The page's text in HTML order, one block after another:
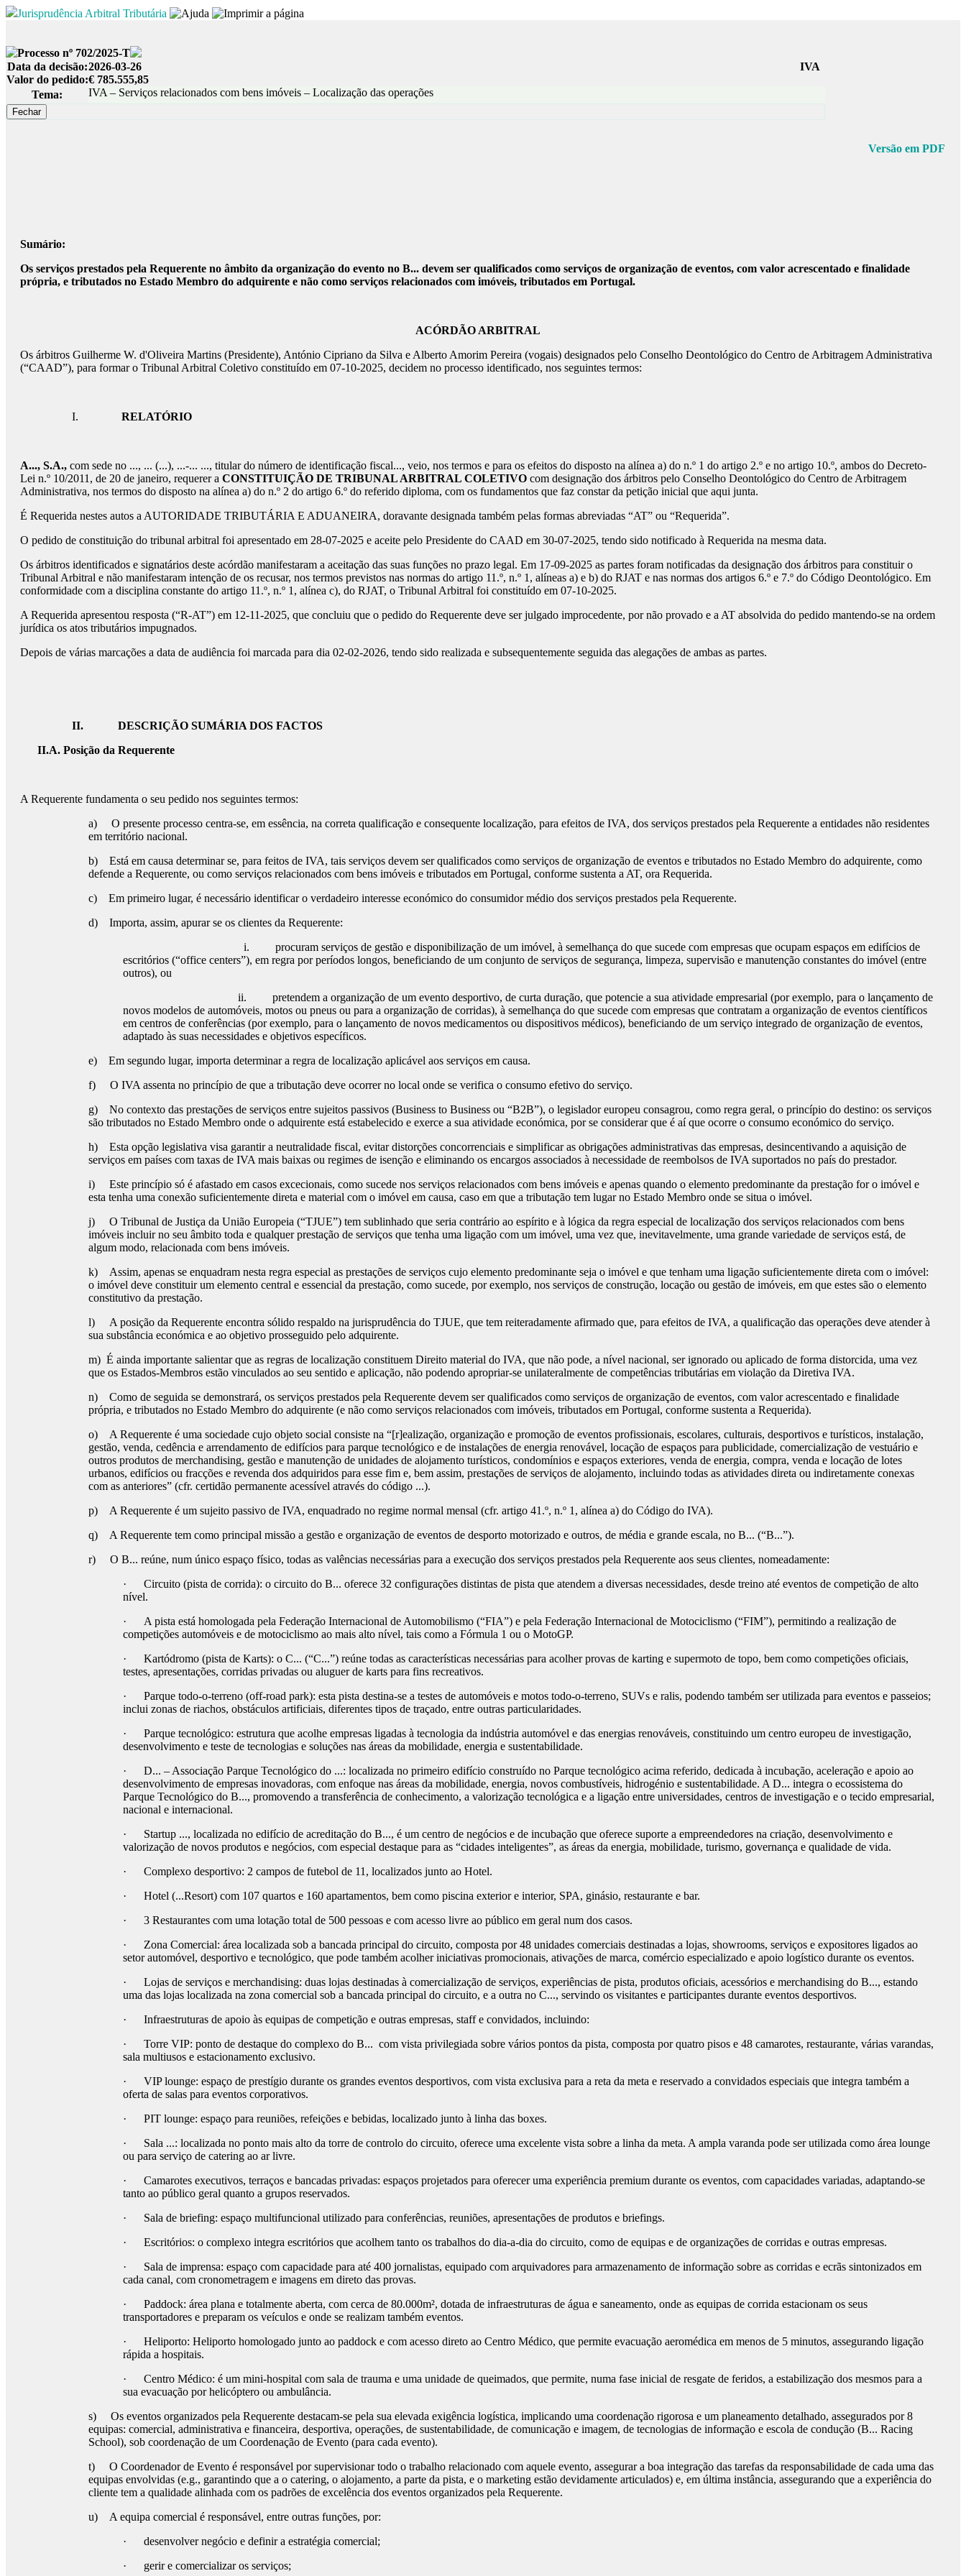
Jurisprudência Arbitral Tributária
Processo nº 702/2025-T
Data da decisão:2026-03-26
IVA
Valor do pedido:€ 785.555,85
Tema:
IVA – Serviços relacionados com bens imóveis – Localização das operações
Versão em PDF
Sumário:
Os serviços prestados pela Requerente no âmbito da organização do evento no B... devem ser qualificados como serviços de organização de eventos, com valor acrescentado e finalidade
própria, e tributados no Estado Membro do adquirente e não como serviços relacionados com imóveis, tributados em Portugal.
ACÓRDÃO ARBITRAL
Os árbitros Guilherme W. d'Oliveira Martins (Presidente), António Cipriano da Silva e Alberto Amorim Pereira (vogais) designados pelo Conselho Deontológico do Centro de Arbitragem Administrativa
(“CAAD”), para formar o Tribunal Arbitral Coletivo constituído em 07-10-2025, decidem no processo identificado, nos seguintes termos:
I. RELATÓRIO
A..., S.A., com sede no ..., ... (...), ...-... ..., titular do número de identificação fiscal..., veio, nos termos e para os efeitos do disposto na alínea a) do n.º 1 do artigo 2.º e no artigo 10.º, ambos do Decreto-
Lei n.º 10/2011, de 20 de janeiro, requerer a CONSTITUIÇÃO DE TRIBUNAL ARBITRAL COLETIVO com designação dos árbitros pelo Conselho Deontológico do Centro de Arbitragem
Administrativa, nos termos do disposto na alínea a) do n.º 2 do artigo 6.º do referido diploma, com os fundamentos que faz constar da petição inicial que aqui junta.
É Requerida nestes autos a AUTORIDADE TRIBUTÁRIA E ADUANEIRA, doravante designada também pelas formas abreviadas “AT” ou “Requerida”.
O pedido de constituição do tribunal arbitral foi apresentado em 28-07-2025 e aceite pelo Presidente do CAAD em 30-07-2025, tendo sido notificado à Requerida na mesma data.
Os árbitros identificados e signatários deste acórdão manifestaram a aceitação das suas funções no prazo legal. Em 17-09-2025 as partes foram notificadas da designação dos árbitros para constituir o
Tribunal Arbitral e não manifestaram intenção de os recusar, nos termos previstos nas normas do artigo 11.º, n.º 1, alíneas a) e b) do RJAT e nas normas dos artigos 6.º e 7.º do Código Deontológico. Em
conformidade com a disciplina constante do artigo 11.º, n.º 1, alínea c), do RJAT, o Tribunal Arbitral foi constituído em 07-10-2025.
A Requerida apresentou resposta (“R-AT”) em 12-11-2025, que concluiu que o pedido do Requerente deve ser julgado improcedente, por não provado e a AT absolvida do pedido mantendo-se na ordem
jurídica os atos tributários impugnados.
Depois de várias marcações a data de audiência foi marcada para dia 02-02-2026, tendo sido realizada e subsequentemente seguida das alegações de ambas as partes.
II. DESCRIÇÃO SUMÁRIA DOS FACTOS
II.A. Posição da Requerente
A Requerente fundamenta o seu pedido nos seguintes termos:
a) O presente processo centra-se, em essência, na correta qualificação e consequente localização, para efeitos de IVA, dos serviços prestados pela Requerente a entidades não residentes
em território nacional.
b) Está em causa determinar se, para feitos de IVA, tais serviços devem ser qualificados como serviços de organização de eventos e tributados no Estado Membro do adquirente, como
defende a Requerente, ou como serviços relacionados com bens imóveis e tributados em Portugal, conforme sustenta a AT, ora Requerida.
c) Em primeiro lugar, é necessário identificar o verdadeiro interesse económico do consumidor médio dos serviços prestados pela Requerente.
d) Importa, assim, apurar se os clientes da Requerente:
i. procuram serviços de gestão e disponibilização de um imóvel, à semelhança do que sucede com empresas que ocupam espaços em edifícios de
escritórios (“office centers”), em regra por períodos longos, beneficiando de um conjunto de serviços de segurança, limpeza, supervisão e manutenção constantes do imóvel (entre
outros), ou
ii. pretendem a organização de um evento desportivo, de curta duração, que potencie a sua atividade empresarial (por exemplo, para o lançamento de
novos modelos de automóveis, motos ou pneus ou para a organização de corridas), à semelhança do que sucede com empresas que contratam a organização de eventos científicos
em centros de conferências (por exemplo, para o lançamento de novos medicamentos ou dispositivos médicos), beneficiando de um serviço integrado de organização de eventos,
adaptado às suas necessidades e objetivos específicos.
e) Em segundo lugar, importa determinar a regra de localização aplicável aos serviços em causa.
f) O IVA assenta no princípio de que a tributação deve ocorrer no local onde se verifica o consumo efetivo do serviço.
g) No contexto das prestações de serviços entre sujeitos passivos (Business to Business ou “B2B”), o legislador europeu consagrou, como regra geral, o princípio do destino: os serviços
são tributados no Estado Membro onde o adquirente está estabelecido e exerce a sua atividade económica, por se considerar que é aí que ocorre o consumo económico do serviço.
h) Esta opção legislativa visa garantir a neutralidade fiscal, evitar distorções concorrenciais e simplificar as obrigações administrativas das empresas, desincentivando a aquisição de
serviços em países com taxas de IVA mais baixas ou regimes de isenção e eliminando os encargos associados à necessidade de reembolsos de IVA suportados no país do prestador.
i) Este princípio só é afastado em casos excecionais, como sucede nos serviços relacionados com bens imóveis e apenas quando o elemento predominante da prestação for o imóvel e
esta tenha uma conexão suficientemente direta e material com o imóvel em causa, caso em que a tributação tem lugar no Estado Membro onde se situa o imóvel.
j) O Tribunal de Justiça da União Europeia (“TJUE”) tem sublinhado que seria contrário ao espírito e à lógica da regra especial de localização dos serviços relacionados com bens
imóveis incluir no seu âmbito toda e qualquer prestação de serviços que tenha uma ligação com um imóvel, uma vez que, inevitavelmente, uma grande variedade de serviços está, de
algum modo, relacionada com bens imóveis.
k) Assim, apenas se enquadram nesta regra especial as prestações de serviços cujo elemento predominante seja o imóvel e que tenham uma ligação suficientemente direta com o imóvel:
o imóvel deve constituir um elemento central e essencial da prestação, como sucede, por exemplo, nos serviços de construção, locação ou gestão de imóveis, em que estes são o elemento
constitutivo da prestação.
l) A posição da Requerente encontra sólido respaldo na jurisprudência do TJUE, que tem reiteradamente afirmado que, para efeitos de IVA, a qualificação das operações deve atender à
sua substância económica e ao objetivo prosseguido pelo adquirente.
m) É ainda importante salientar que as regras de localização constituem Direito material do IVA, que não pode, a nível nacional, ser ignorado ou aplicado de forma distorcida, uma vez
que os Estados-Membros estão vinculados ao seu sentido e aplicação, não podendo apropriar-se unilateralmente de competências tributárias em violação da Diretiva IVA.
n) Como de seguida se demonstrará, os serviços prestados pela Requerente devem ser qualificados como serviços de organização de eventos, com valor acrescentado e finalidade
própria, e tributados no Estado Membro do adquirente (e não como serviços relacionados com imóveis, tributados em Portugal, conforme sustenta a Requerida).
o) A Requerente é uma sociedade cujo objeto social consiste na “[r]ealização, organização e promoção de eventos profissionais, escolares, culturais, desportivos e turísticos, instalação,
gestão, venda, cedência e arrendamento de edifícios para parque tecnológico e de instalações de energia renovável, locação de espaços para publicidade, comercialização de vestuário e
outros produtos de merchandising, gestão e manutenção de unidades de alojamento turísticos, condomínios e espaços exteriores, venda de energia, compra, venda e locação de lotes
urbanos, edifícios ou fracções e revenda dos adquiridos para esse fim e, bem assim, prestações de serviços de alojamento, incluindo todas as atividades direta ou indiretamente conexas
com as anteriores” (cfr. certidão permanente acessível através do código ...).
p) A Requerente é um sujeito passivo de IVA, enquadrado no regime normal mensal (cfr. artigo 41.º, n.º 1, alínea a) do Código do IVA).
q) A Requerente tem como principal missão a gestão e organização de eventos de desporto motorizado e outros, de média e grande escala, no B... (“B...”).
r) O B... reúne, num único espaço físico, todas as valências necessárias para a execução dos serviços prestados pela Requerente aos seus clientes, nomeadamente:
· Circuito (pista de corrida): o circuito do B... oferece 32 configurações distintas de pista que atendem a diversas necessidades, desde treino até eventos de competição de alto
nível.
· A pista está homologada pela Federação Internacional de Automobilismo (“FIA”) e pela Federação Internacional de Motociclismo (“FIM”), permitindo a realização de
competições automóveis e de motociclismo ao mais alto nível, tais como a Fórmula 1 ou o MotoGP.
· Kartódromo (pista de Karts): o C... (“C...”) reúne todas as características necessárias para acolher provas de karting e supermoto de topo, bem como competições oficiais,
testes, apresentações, corridas privadas ou aluguer de karts para fins recreativos.
· Parque todo-o-terreno (off-road park): esta pista destina-se a testes de automóveis e motos todo-o-terreno, SUVs e ralis, podendo também ser utilizada para eventos e passeios;
inclui zonas de riachos, obstáculos artificiais, diferentes tipos de traçado, entre outras particularidades.
· Parque tecnológico: estrutura que acolhe empresas ligadas à tecnologia da indústria automóvel e das energias renováveis, constituindo um centro europeu de investigação,
desenvolvimento e teste de tecnologias e soluções nas áreas da mobilidade, energia e sustentabilidade.
· D... – Associação Parque Tecnológico do ...: localizada no primeiro edifício construído no Parque tecnológico acima referido, dedicada à incubação, aceleração e apoio ao
desenvolvimento de empresas inovadoras, com enfoque nas áreas da mobilidade, energia, novos combustíveis, hidrogénio e sustentabilidade. A D... integra o ecossistema do
Parque Tecnológico do B..., promovendo a transferência de conhecimento, a valorização tecnológica e a ligação entre universidades, centros de investigação e o tecido empresarial,
nacional e internacional.
· Startup ..., localizada no edifício de acreditação do B..., é um centro de negócios e de incubação que oferece suporte a empreendedores na criação, desenvolvimento e
valorização de novos produtos e negócios, com especial destaque para as “cidades inteligentes”, as áreas da energia, mobilidade, turismo, governança e qualidade de vida.
· Complexo desportivo: 2 campos de futebol de 11, localizados junto ao Hotel.
· Hotel (...Resort) com 107 quartos e 160 apartamentos, bem como piscina exterior e interior, SPA, ginásio, restaurante e bar.
· 3 Restaurantes com uma lotação total de 500 pessoas e com acesso livre ao público em geral num dos casos.
· Zona Comercial: área localizada sob a bancada principal do circuito, composta por 48 unidades comerciais destinadas a lojas, showrooms, serviços e expositores ligados ao
setor automóvel, desportivo e tecnológico, que pode também acolher iniciativas promocionais, ativações de marca, comércio especializado e apoio logístico durante os eventos.
· Lojas de serviços e merchandising: duas lojas destinadas à comercialização de serviços, experiências de pista, produtos oficiais, acessórios e merchandising do B..., estando
uma das lojas localizada na zona comercial sob a bancada principal do circuito, e a outra no C..., servindo os visitantes e participantes durante eventos desportivos.
· Infraestruturas de apoio às equipas de competição e outras empresas, staff e convidados, incluindo:
· Torre VIP: ponto de destaque do complexo do B... com vista privilegiada sobre vários pontos da pista, composta por quatro pisos e 48 camarotes, restaurante, várias varandas,
sala multiusos e estacionamento exclusivo.
· VIP lounge: espaço de prestígio durante os grandes eventos desportivos, com vista exclusiva para a reta da meta e reservado a convidados especiais que integra também a
oferta de salas para eventos corporativos.
· PIT lounge: espaço para reuniões, refeições e bebidas, localizado junto à linha das boxes.
· Sala ...: localizada no ponto mais alto da torre de controlo do circuito, oferece uma excelente vista sobre a linha da meta. A ampla varanda pode ser utilizada como área lounge
ou para serviço de catering ao ar livre.
· Camarotes executivos, terraços e bancadas privadas: espaços projetados para oferecer uma experiência premium durante os eventos, com capacidades variadas, adaptando-se
tanto ao público geral quanto a grupos reservados.
· Sala de briefing: espaço multifuncional utilizado para conferências, reuniões, apresentações de produtos e briefings.
· Escritórios: o complexo integra escritórios que acolhem tanto os trabalhos do dia-a-dia do circuito, como de equipas e de organizações de corridas e outras empresas.
· Sala de imprensa: espaço com capacidade para até 400 jornalistas, equipado com arquivadores para armazenamento de informação sobre as corridas e ecrãs sintonizados em
cada canal, com cronometragem e imagens em direto das provas.
· Paddock: área plana e totalmente aberta, com cerca de 80.000m², dotada de infraestruturas de água e saneamento, onde as equipas de corrida estacionam os seus
transportadores e preparam os veículos e onde se realizam também eventos.
· Heliporto: Heliporto homologado junto ao paddock e com acesso direto ao Centro Médico, que permite evacuação aeromédica em menos de 5 minutos, assegurando ligação
rápida a hospitais.
· Centro Médico: é um mini-hospital com sala de trauma e uma unidade de queimados, que permite, numa fase inicial de resgate de feridos, a estabilização dos mesmos para a
sua evacuação por helicóptero ou ambulância.
s) Os eventos organizados pela Requerente destacam-se pela sua elevada exigência logística, implicando uma coordenação rigorosa e um planeamento detalhado, assegurados por 8
equipas: comercial, administrativa e financeira, desportiva, operações, de sustentabilidade, de comunicação e imagem, de tecnologias de informação e escola de condução (B... Racing
School), sob coordenação de um Coordenação de Evento (para cada evento).
t) O Coordenador de Evento é responsável por supervisionar todo o trabalho relacionado com aquele evento, assegurar a boa integração das tarefas da responsabilidade de cada uma das
equipas envolvidas (e.g., garantindo que a o catering, o alojamento, a parte da pista, e o marketing estão devidamente articulados) e, em última instância, assegurando que a experiência do
cliente tem a qualidade alinhada com os padrões de excelência dos eventos organizados pela Requerente.
u) A equipa comercial é responsável, entre outras funções, por:
· desenvolver negócio e definir a estratégia comercial;
· gerir e comercializar os serviços;